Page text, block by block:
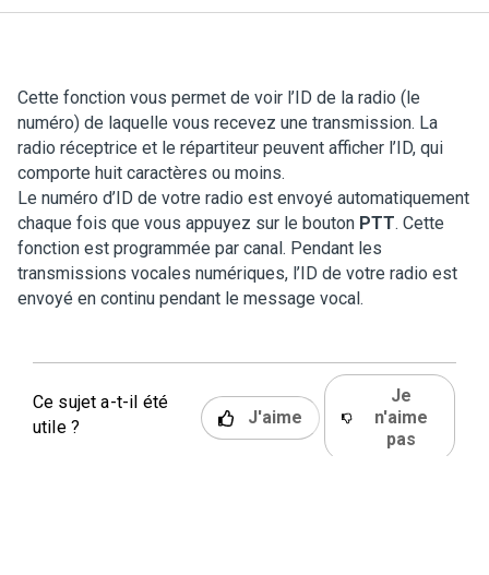
Cette fonction vous permet de voir l’ID de la radio (le
numéro) de laquelle vous recevez une transmission. La
radio réceptrice et le répartiteur peuvent afficher l’ID, qui
comporte huit caractères ou moins.
Le numéro d’ID de votre radio est envoyé automatiquement
chaque fois que vous appuyez sur le bouton PTT. Cette
fonction est programmée par canal. Pendant les
transmissions vocales numériques, l’ID de votre radio est
envoyé en continu pendant le message vocal.
Ce sujet a-t-il été
utile ?
J'aime
Je
n'aime
pas